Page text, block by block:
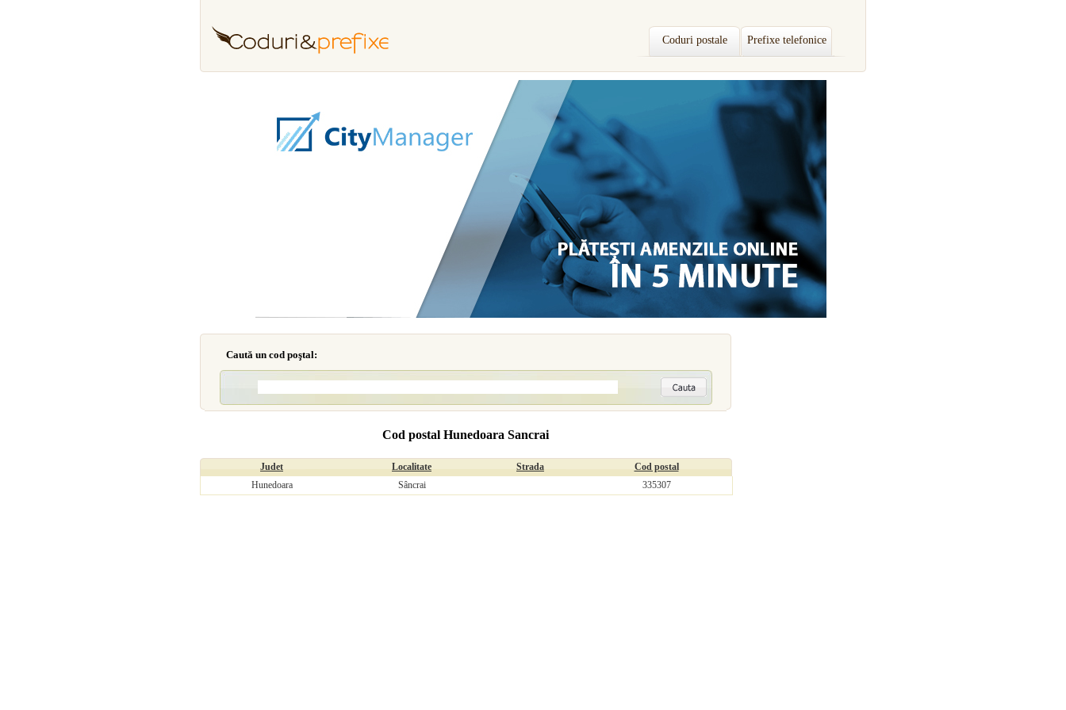
Coduri postale Prefixe telefonice
Caută un cod poştal:
Cod postal Hunedoara Sancrai
Judet Localitate Strada
Cod postal
Hunedoara
Sâncrai 335307